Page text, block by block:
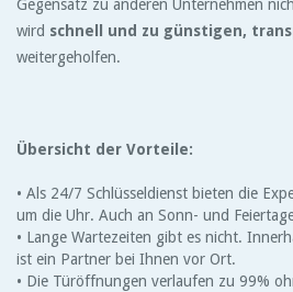
Gegensatz zu anderen Unternehmen
wird schnell und zu günstigen,
weitergeholfen.
Übersicht der Vorteile:
• Als 24/7 Schlüsseldienst bieten die
um die Uhr. Auch an Sonn- und
• Lange Wartezeiten gibt es nicht.
ist ein Partner bei Ihnen vor Ort.
• Die Türöffnungen verlaufen zu 99%